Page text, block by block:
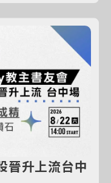
晉升上流台中